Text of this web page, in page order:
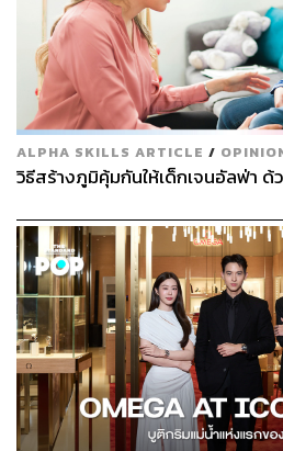
ALPHA SKILLS ARTICLE /
วิธีสร้างภูมิคุ้มกันให้เด็กเจนอัลฟ่า ด้